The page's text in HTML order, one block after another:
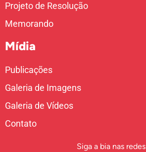
Projeto de Resolução
Memorando
Mídia
Publicações
Galeria de Imagens
Galeria de Vídeos
Contato
Siga a bia nas redes